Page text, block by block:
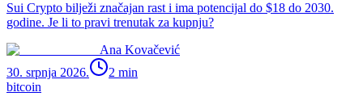
Sui Crypto bilježi značajan rast i ima potencijal do $18 do 2030.
godine. Je li to pravi trenutak za kupnju?
Ana Kovačević
30. srpnja 2026.
2 min
bitcoin